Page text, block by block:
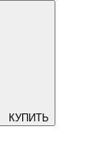
КУПИТЬ